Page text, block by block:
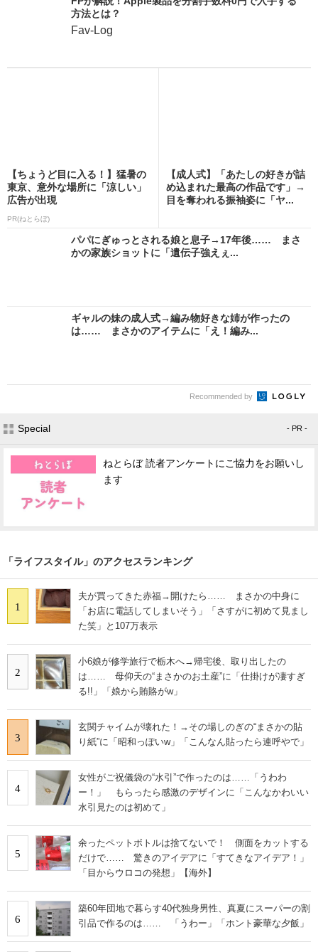
方法とは？
Fav-Log
【ちょうど目に入る！】猛暑の
東京、意外な場所に「涼しい」
広告が出現
PR(ねとらぼ)
【成人式】「あたしの好きが詰
め込まれた最高の作品です」→
目を奪われる振袖姿に「ヤ...
パパにぎゅっとされる娘と息子→17年後…… まさ
かの家族ショットに「遺伝子強えぇ...
ギャルの妹の成人式→編み物好きな姉が作ったの
は…… まさかのアイテムに「え！編み...
Recommended by
Special - PR -
ねとらぼ 読者アンケートにご協力をお願いし
ます
「ライフスタイル」のアクセスランキング
1
夫が買ってきた赤福→開けたら…… まさかの中身に
「お店に電話してしまいそう」「さすがに初めて見まし
た笑」と107万表示
2
小6娘が修学旅行で栃木へ→帰宅後、取り出したの
は…… 母仰天の“まさかのお土産”に「仕掛けが凄すぎ
る!!」「娘から賄賂がw」
3
玄関チャイムが壊れた！→その場しのぎの“まさかの貼
り紙”に「昭和っぽいw」「こんなん貼ったら連呼やで」
4
女性がご祝儀袋の“水引”で作ったのは……「うわわ
ー！」 もらったら感激のデザインに「こんなかわいい
水引見たのは初めて」
5
余ったペットボトルは捨てないで！ 側面をカットする
だけで…… 驚きのアイデアに「すてきなアイデア！」
「目からウロコの発想」【海外】
6
築60年団地で暮らす40代独身男性、真夏にスーパーの割
引品で作るのは…… 「うわー」「ホント豪華な夕飯」